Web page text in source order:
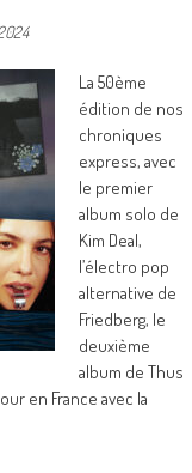
La 50ème
édition de nos
chroniques
express, avec
le premier
album solo de
Kim Deal,
l’électro pop
alternative de
Friedberg, le
deuxième
album de Thus
en France avec la